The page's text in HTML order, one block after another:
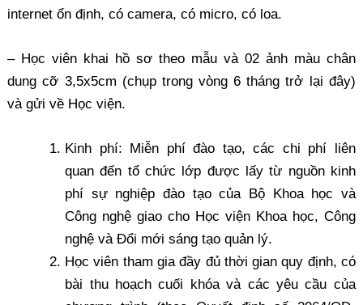
internet ổn định, có camera, có micro, có loa.
– Học viên khai hồ sơ theo mẫu và 02 ảnh màu chân
dung cỡ 3,5x5cm (chụp trong vòng 6 tháng trở lại đây)
và gửi về Học viện.
Kinh phí: Miễn phí đào tạo, các chi phí liên
quan đến tổ chức lớp được lấy từ nguồn kinh
phí sự nghiệp đào tạo của Bộ Khoa học và
Công nghệ giao cho Học viện Khoa học, Công
nghệ và Đổi mới sáng tạo quản lý.
Học viên tham gia đầy đủ thời gian quy định, có
bài thu hoạch cuối khóa và các yêu cầu của